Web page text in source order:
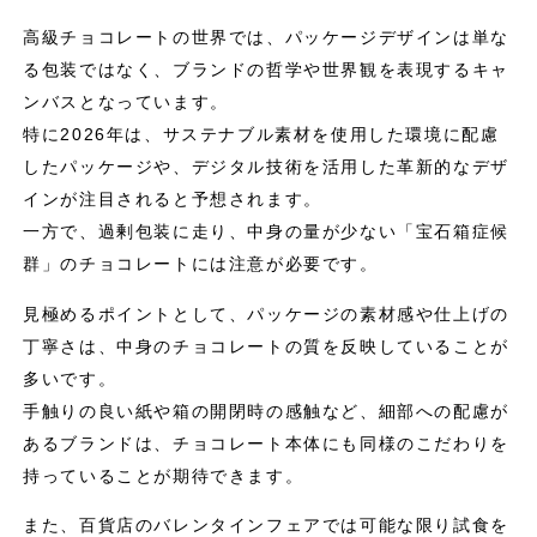
高級チョコレートの世界では、パッケージデザインは単な
る包装ではなく、ブランドの哲学や世界観を表現するキャ
ンバスとなっています。
特に2026年は、サステナブル素材を使用した環境に配慮
したパッケージや、デジタル技術を活用した革新的なデザ
インが注目されると予想されます。
一方で、過剰包装に走り、中身の量が少ない「宝石箱症候
群」のチョコレートには注意が必要です。
見極めるポイントとして、パッケージの素材感や仕上げの
丁寧さは、中身のチョコレートの質を反映していることが
多いです。
手触りの良い紙や箱の開閉時の感触など、細部への配慮が
あるブランドは、チョコレート本体にも同様のこだわりを
持っていることが期待できます。
また、百貨店のバレンタインフェアでは可能な限り試食を